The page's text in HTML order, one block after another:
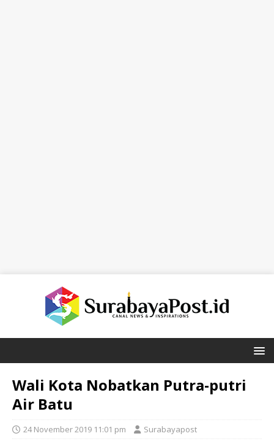
Wali Kota Nobatkan Putra-putri
Air Batu
24 November 2019 11:01 pm Surabayapost